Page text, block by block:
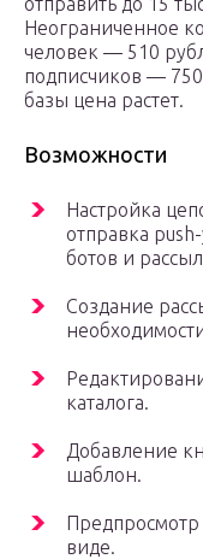
Неограниченное
человек — 510
подписчиков —
базы цена растет.
Возможности
Настройка
отправка
ботов и
Создание
каталога.
Добавление
шаблон.
виде.